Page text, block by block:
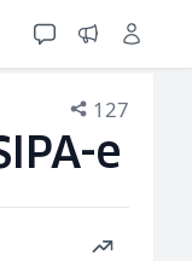
127
e